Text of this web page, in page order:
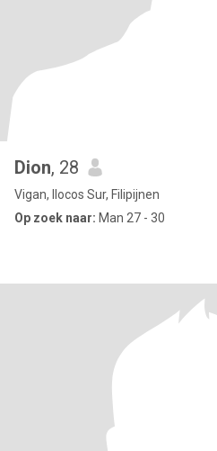
Dion, 28
Vigan, Ilocos Sur, Filipijnen
Op zoek naar: Man 27 - 30